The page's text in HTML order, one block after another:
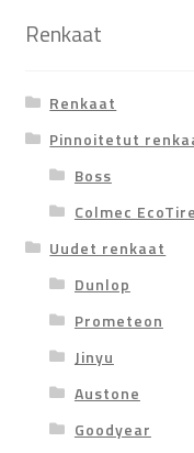
Renkaat
Renkaat
Pinnoitetut
Boss
Colmec EcoTire
Uudet renkaat
Dunlop
Prometeon
Jinyu
Austone
Goodyear